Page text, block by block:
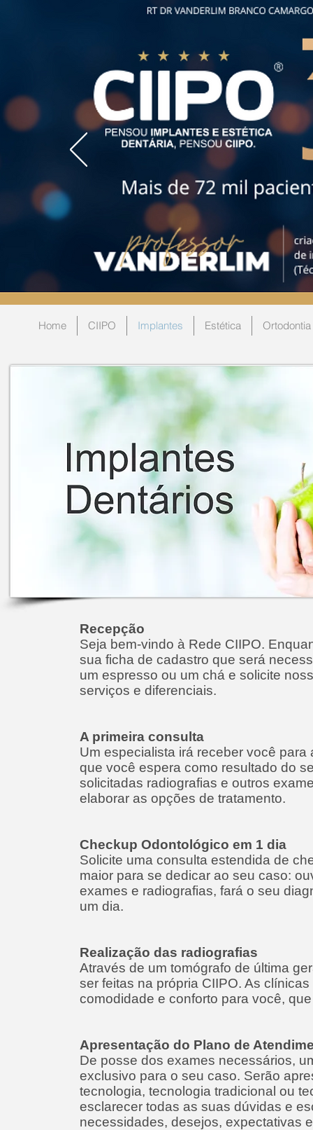
Home CIIPO Implantes Estética Ortodontia
Recepção
Seja bem-vindo à Rede CIIPO.
sua ficha de cadastro que será
um espresso ou um chá e solicite
serviços e diferenciais.
A primeira consulta
Um especialista irá receber você
que você espera como resultado do
solicitadas radiografias e outros
elaborar as opções de tratamento.
Checkup Odontológico em 1 dia
Solicite uma consulta estendida de
maior para se dedicar ao seu caso:
exames e radiografias, fará o seu
um dia.
Realização das radiografias
Através de um tomógrafo de última
ser feitas na própria CIIPO. As
comodidade e conforto para você,
Apresentação do Plano de
De posse dos exames necessários,
exclusivo para o seu caso. Serão
tecnologia, tecnologia tradicional ou
esclarecer todas as suas dúvidas e
necessidades, desejos, expectativas